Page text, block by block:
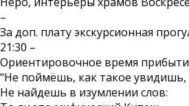
–
За доп. плату экскурсионная
21:30 –
Ориентировочное время
"Не поймёшь, как такое увидишь,
Не найдешь в изумлении слов: